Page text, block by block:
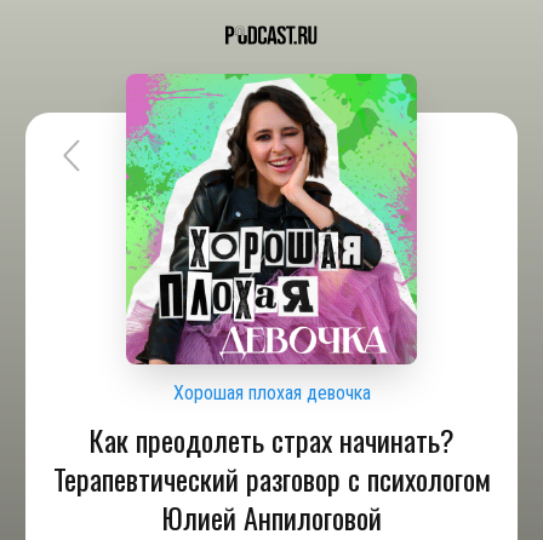
Хорошая плохая девочка
Как преодолеть страх начинать?
Терапевтический разговор с психологом
Юлией Анпилоговой